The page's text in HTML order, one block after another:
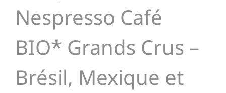
Nespresso Café
BIO* Grands Crus –
Brésil, Mexique et